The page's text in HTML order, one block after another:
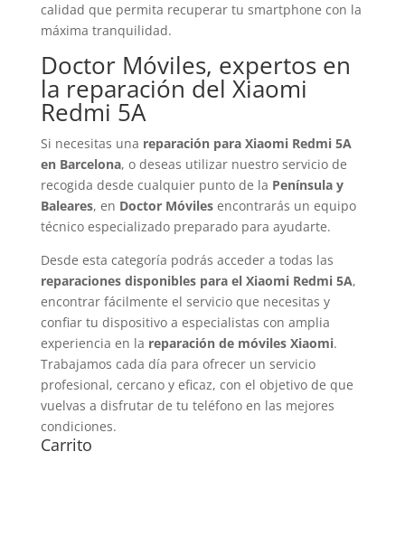
calidad que permita recuperar tu smartphone con la
máxima tranquilidad.
Doctor Móviles, expertos en
la reparación del Xiaomi
Redmi 5A
Si necesitas una reparación para Xiaomi Redmi 5A
en Barcelona, o deseas utilizar nuestro servicio de
recogida desde cualquier punto de la Península y
Baleares, en Doctor Móvilesencontrarás un equipo
técnico especializado preparado para ayudarte.
Desde esta categoría podrás acceder a todas las
reparaciones disponibles para el Xiaomi Redmi 5A,
encontrar fácilmente el servicio que necesitas y
confiar tu dispositivo a especialistas con amplia
experiencia en la reparación de móviles Xiaomi.
Trabajamos cada día para ofrecer un servicio
profesional, cercano y eficaz, con el objetivo de que
vuelvas a disfrutar de tu teléfono en las mejores
condiciones.
Carrito